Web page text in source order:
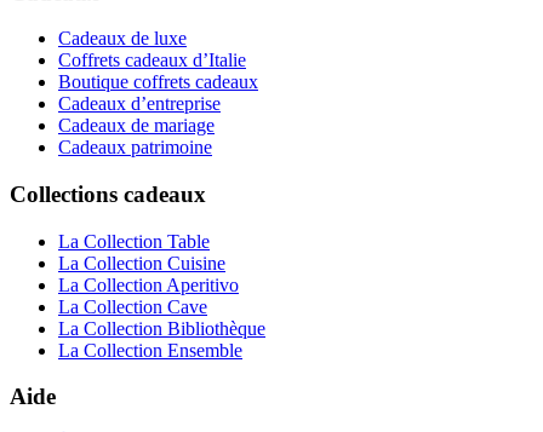
Cadeaux de luxe
Coffrets cadeaux d’Italie
Boutique coffrets cadeaux
Cadeaux d’entreprise
Cadeaux de mariage
Cadeaux patrimoine
Collections cadeaux
La Collection Table
La Collection Cuisine
La Collection Aperitivo
La Collection Cave
La Collection Bibliothèque
La Collection Ensemble
Aide